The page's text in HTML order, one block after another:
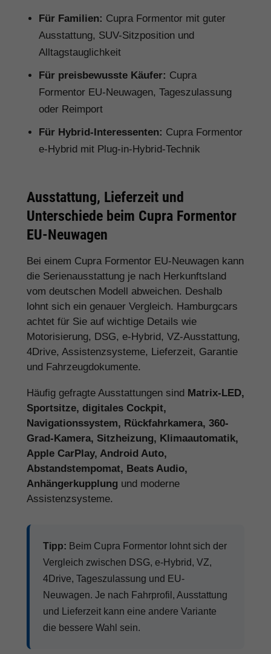
Für Familien: Cupra Formentor mit guter
Ausstattung, SUV-Sitzposition und
Alltagstauglichkeit
Für preisbewusste Käufer: Cupra
Formentor EU-Neuwagen, Tageszulassung
oder Reimport
Für Hybrid-Interessenten: Cupra Formentor
e-Hybrid mit Plug-in-Hybrid-Technik
Ausstattung, Lieferzeit und
Unterschiede beim Cupra Formentor
EU-Neuwagen
Bei einem Cupra Formentor EU-Neuwagen kann
die Serienausstattung je nach Herkunftsland
vom deutschen Modell abweichen. Deshalb
lohnt sich ein genauer Vergleich. Hamburgcars
achtet für Sie auf wichtige Details wie
Motorisierung, DSG, e-Hybrid, VZ-Ausstattung,
4Drive, Assistenzsysteme, Lieferzeit, Garantie
und Fahrzeugdokumente.
Häufig gefragte Ausstattungen sind Matrix-LED,
Sportsitze, digitales Cockpit,
Navigationssystem, Rückfahrkamera, 360-
Grad-Kamera, Sitzheizung, Klimaautomatik,
Apple CarPlay, Android Auto,
Abstandstempomat, Beats Audio,
Anhängerkupplung und moderne
Assistenzsysteme.
Tipp: Beim Cupra Formentor lohnt sich der
Vergleich zwischen DSG, e-Hybrid, VZ,
4Drive, Tageszulassung und EU-
Neuwagen. Je nach Fahrprofil, Ausstattung
und Lieferzeit kann eine andere Variante
die bessere Wahl sein.